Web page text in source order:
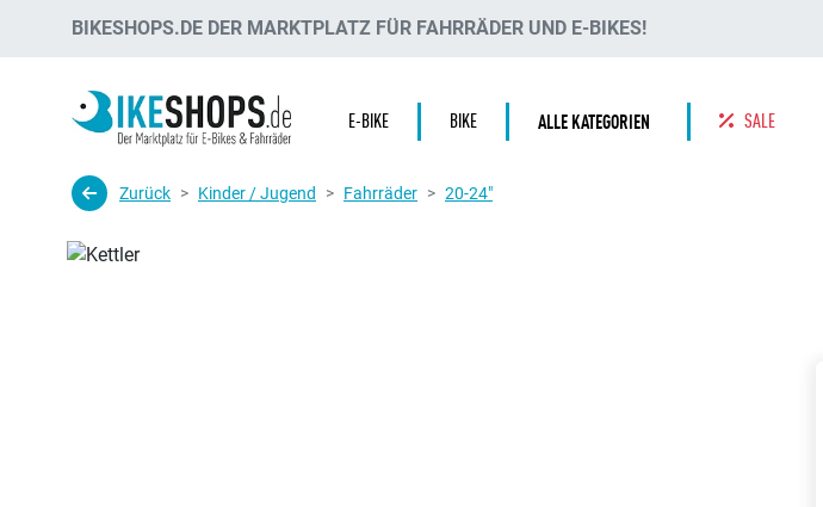
BIKESHOPS.DE DER MARKTPLATZ FÜR FAHRRÄDER UND E-BIKES!
E-BIKE BIKE ALLE KATEGORIEN SALE
Zurück Kinder / Jugend Fahrräder 20-24"